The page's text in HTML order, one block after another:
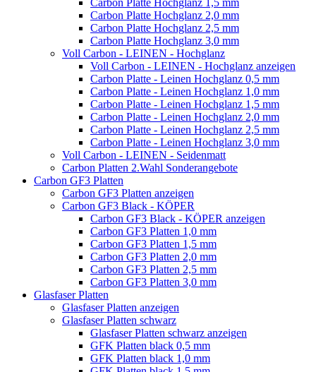
Carbon Platte Hochglanz 2,0 mm
Carbon Platte Hochglanz 2,5 mm
Carbon Platte Hochglanz 3,0 mm
Voll Carbon - LEINEN - Hochglanz
Voll Carbon - LEINEN - Hochglanz anzeigen
Carbon Platte - Leinen Hochglanz 0,5 mm
Carbon Platte - Leinen Hochglanz 1,0 mm
Carbon Platte - Leinen Hochglanz 1,5 mm
Carbon Platte - Leinen Hochglanz 2,0 mm
Carbon Platte - Leinen Hochglanz 2,5 mm
Carbon Platte - Leinen Hochglanz 3,0 mm
Voll Carbon - LEINEN - Seidenmatt
Carbon Platten 2.Wahl Sonderangebote
Carbon GF3 Platten
Carbon GF3 Platten anzeigen
Carbon GF3 Black - KÖPER
Carbon GF3 Black - KÖPER anzeigen
Carbon GF3 Platten 1,0 mm
Carbon GF3 Platten 1,5 mm
Carbon GF3 Platten 2,0 mm
Carbon GF3 Platten 2,5 mm
Carbon GF3 Platten 3,0 mm
Glasfaser Platten
Glasfaser Platten anzeigen
Glasfaser Platten schwarz
Glasfaser Platten schwarz anzeigen
GFK Platten black 0,5 mm
GFK Platten black 1,0 mm